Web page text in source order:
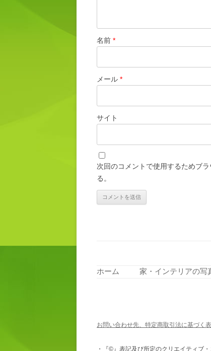
名前 *
メール *
サイト
次回のコメントで使用するためブ
る。
ホーム 家・インテリアの写
お問い合わせ先、特定商取引法に基づく
・『©』表記及び所定のクリエイティブ